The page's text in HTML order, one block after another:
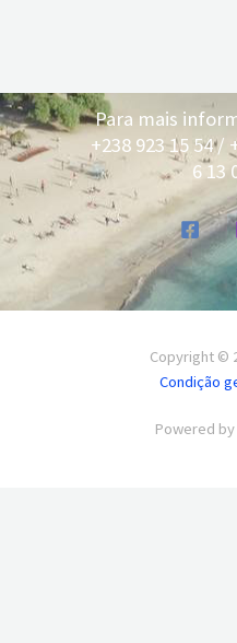
Para mais
+238 923 15 54 /
6 13
Copyright ©
Condição
Powered by